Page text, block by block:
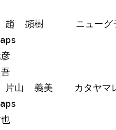
顕樹      ニューグラ
山  義美    カタヤマ